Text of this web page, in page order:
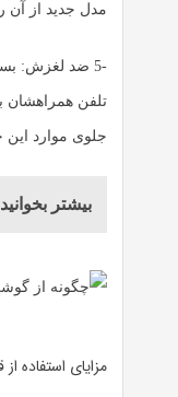
مدل جدید از آن
-5 ضد لغزش:
تلفن همراهشان
جلوی موارد این
بیشتر بخوانید
مزایای استفاده